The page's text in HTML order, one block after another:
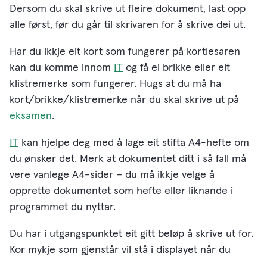
Dersom du skal skrive ut fleire dokument, last opp
alle først, før du går til skrivaren for å skrive dei ut.
Har du ikkje eit kort som fungerer på kortlesaren
kan du komme innom
IT og få ei brikke eller eit
klistremerke som fungerer. Hugs at du må ha
kort/brikke/klistremerke når du skal skrive ut på
eksamen.
IT kan hjelpe deg med å lage eit stifta A4-hefte om
du ønsker det. Merk at dokumentet ditt i så fall må
vere vanlege A4-sider – du må ikkje velge å
opprette dokumentet som hefte eller liknande i
programmet du nyttar.
Du har i utgangspunktet eit gitt beløp å skrive ut for.
Kor mykje som gjenstår vil stå i displayet når du